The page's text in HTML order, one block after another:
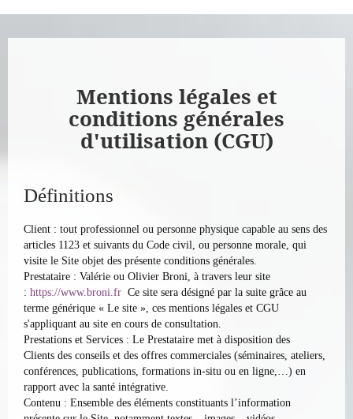
Mentions légales et
conditions générales
d'utilisation (CGU)
Définitions
Client : tout professionnel ou personne physique capable au sens des
articles 1123 et suivants du Code civil, ou personne morale, qui
visite le Site objet des présente conditions générales.
Prestataire : Valérie ou Olivier Broni, à travers leur site
: https://www.broni.fr Ce site sera désigné par la suite grâce au
terme générique « Le site », ces mentions légales et CGU
s'appliquant au site en cours de consultation.
Prestations et Services : Le Prestataire met à disposition des
Clients des conseils et des offres commerciales (séminaires, ateliers,
conférences, publications, formations in-situ ou en ligne,…) en
rapport avec la santé intégrative.
Contenu : Ensemble des éléments constituants l’information